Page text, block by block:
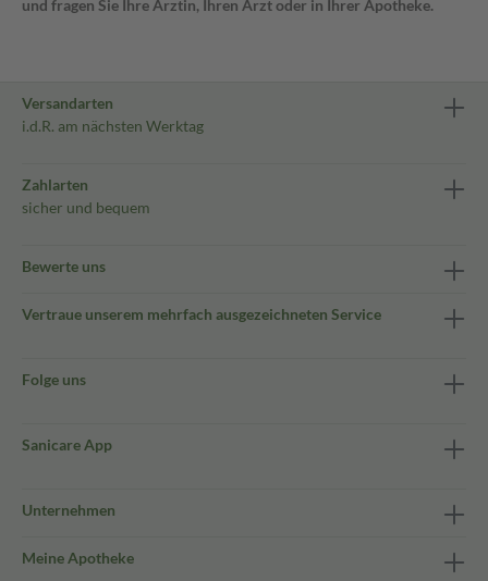
und fragen Sie Ihre Ärztin, Ihren Arzt oder in Ihrer Apotheke.
Versandarten
i.d.R. am nächsten Werktag
Zahlarten
sicher und bequem
Bewerte uns
Vertraue unserem mehrfach ausgezeichneten Service
Folge uns
Sanicare App
Unternehmen
Meine Apotheke